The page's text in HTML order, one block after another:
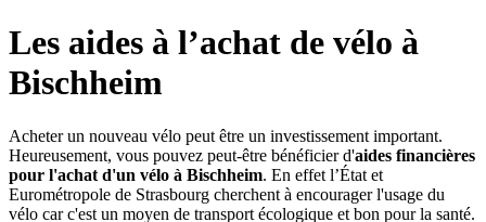
Les aides à l’achat de vélo à
Bischheim
Acheter un nouveau vélo peut être un investissement important.
Heureusement, vous pouvez peut-être bénéficier d'aides financières
pour l'achat d'un vélo à Bischheim. En effet l’État et
Eurométropole de Strasbourg cherchent à encourager l'usage du
vélo car c'est un moyen de transport écologique et bon pour la santé.